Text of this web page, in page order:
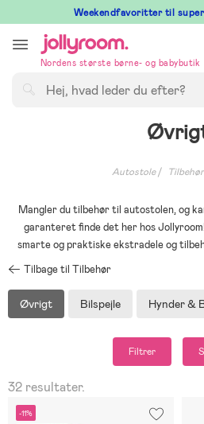
till
innehållet
Weekendfavoritter til
Nordens største børne- og babybutik
Autostole Tilbehør
Mangler du tilbehør til autostolen, og
garanteret finde det her hos
smarte og praktiske ekstradele og
Tilbage til Tilbehør
Øvrigt Bilspejle Hynder &
Filtrer
32 resultater.
-11%